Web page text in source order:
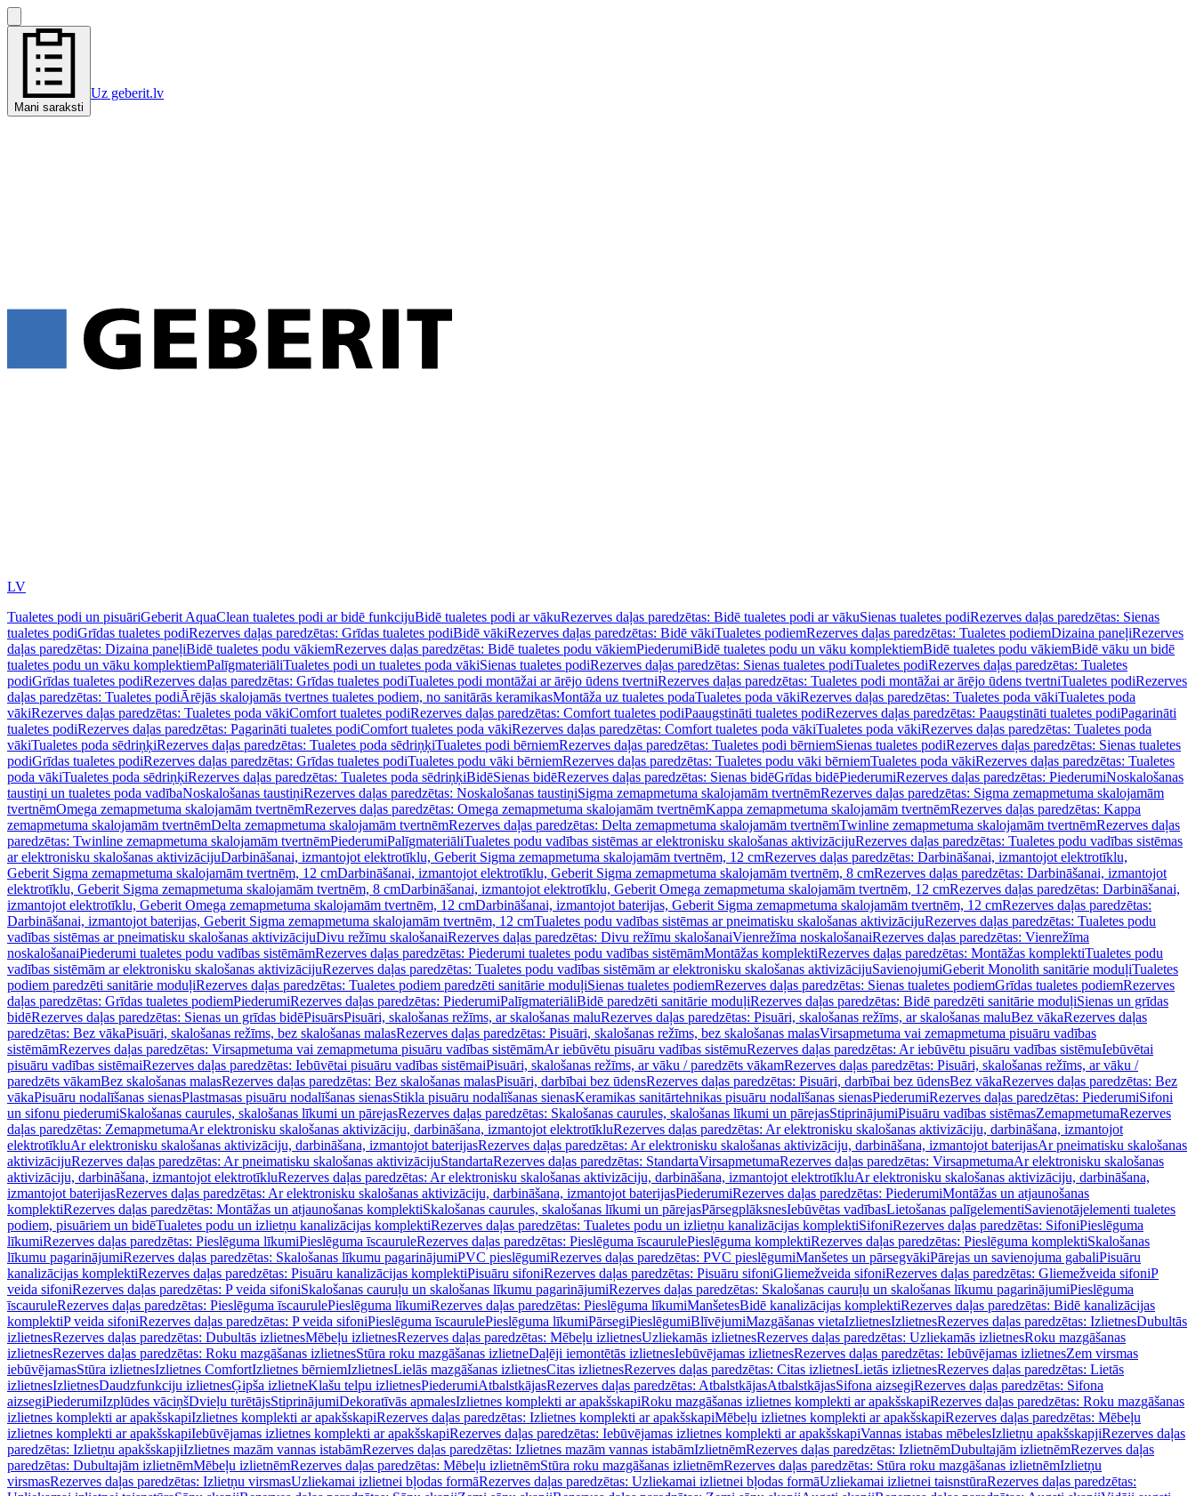
Mani saraksti
Uz geberit.lv
LV
Tualetes podi un pisuāriGeberit AquaClean tualetes podi ar bidē funkcijuBidē tualetes podi ar vākuRezerves daļas paredzētas: Bidē tualetes podi ar vākuSienas tualetes podiRezerves daļas paredzētas: Sienas
tualetes podiGrīdas tualetes podiRezerves daļas paredzētas: Grīdas tualetes podiBidē vākiRezerves daļas paredzētas: Bidē vākiTualetes podiemRezerves daļas paredzētas: Tualetes podiemDizaina paneļiRezerves
daļas paredzētas: Dizaina paneļiBidē tualetes podu vākiemRezerves daļas paredzētas: Bidē tualetes podu vākiemPiederumiBidē tualetes podu un vāku komplektiemBidē tualetes podu vākiemBidē vāku un bidē
tualetes podu un vāku komplektiemPalīgmateriāliTualetes podi un tualetes poda vākiSienas tualetes podiRezerves daļas paredzētas: Sienas tualetes podiTualetes podiRezerves daļas paredzētas: Tualetes
podiGrīdas tualetes podiRezerves daļas paredzētas: Grīdas tualetes podiTualetes podi montāžai ar ārējo ūdens tvertniRezerves daļas paredzētas: Tualetes podi montāžai ar ārējo ūdens tvertniTualetes podiRezerves
daļas paredzētas: Tualetes podiĀrējās skalojamās tvertnes tualetes podiem, no sanitārās keramikasMontāža uz tualetes podaTualetes poda vākiRezerves daļas paredzētas: Tualetes poda vākiTualetes poda
vākiRezerves daļas paredzētas: Tualetes poda vākiComfort tualetes podiRezerves daļas paredzētas: Comfort tualetes podiPaaugstināti tualetes podiRezerves daļas paredzētas: Paaugstināti tualetes podiPagarināti
tualetes podiRezerves daļas paredzētas: Pagarināti tualetes podiComfort tualetes poda vākiRezerves daļas paredzētas: Comfort tualetes poda vākiTualetes poda vākiRezerves daļas paredzētas: Tualetes poda
vākiTualetes poda sēdriņķiRezerves daļas paredzētas: Tualetes poda sēdriņķiTualetes podi bērniemRezerves daļas paredzētas: Tualetes podi bērniemSienas tualetes podiRezerves daļas paredzētas: Sienas tualetes
podiGrīdas tualetes podiRezerves daļas paredzētas: Grīdas tualetes podiTualetes podu vāki bērniemRezerves daļas paredzētas: Tualetes podu vāki bērniemTualetes poda vākiRezerves daļas paredzētas: Tualetes
poda vākiTualetes poda sēdriņķiRezerves daļas paredzētas: Tualetes poda sēdriņķiBidēSienas bidēRezerves daļas paredzētas: Sienas bidēGrīdas bidēPiederumiRezerves daļas paredzētas: PiederumiNoskalošanas
taustiņi un tualetes poda vadībaNoskalošanas taustiņiRezerves daļas paredzētas: Noskalošanas taustiņiSigma zemapmetuma skalojamām tvertnēmRezerves daļas paredzētas: Sigma zemapmetuma skalojamām
tvertnēmOmega zemapmetuma skalojamām tvertnēmRezerves daļas paredzētas: Omega zemapmetuma skalojamām tvertnēmKappa zemapmetuma skalojamām tvertnēmRezerves daļas paredzētas: Kappa
zemapmetuma skalojamām tvertnēmDelta zemapmetuma skalojamām tvertnēmRezerves daļas paredzētas: Delta zemapmetuma skalojamām tvertnēmTwinline zemapmetuma skalojamām tvertnēmRezerves daļas
paredzētas: Twinline zemapmetuma skalojamām tvertnēmPiederumiPalīgmateriāliTualetes podu vadības sistēmas ar elektronisku skalošanas aktivizācijuRezerves daļas paredzētas: Tualetes podu vadības sistēmas
ar elektronisku skalošanas aktivizācijuDarbināšanai, izmantojot elektrotīklu, Geberit Sigma zemapmetuma skalojamām tvertnēm, 12 cmRezerves daļas paredzētas: Darbināšanai, izmantojot elektrotīklu,
Geberit Sigma zemapmetuma skalojamām tvertnēm, 12 cmDarbināšanai, izmantojot elektrotīklu, Geberit Sigma zemapmetuma skalojamām tvertnēm, 8 cmRezerves daļas paredzētas: Darbināšanai, izmantojot
elektrotīklu, Geberit Sigma zemapmetuma skalojamām tvertnēm, 8 cmDarbināšanai, izmantojot elektrotīklu, Geberit Omega zemapmetuma skalojamām tvertnēm, 12 cmRezerves daļas paredzētas: Darbināšanai,
izmantojot elektrotīklu, Geberit Omega zemapmetuma skalojamām tvertnēm, 12 cmDarbināšanai, izmantojot baterijas, Geberit Sigma zemapmetuma skalojamām tvertnēm, 12 cmRezerves daļas paredzētas:
Darbināšanai, izmantojot baterijas, Geberit Sigma zemapmetuma skalojamām tvertnēm, 12 cmTualetes podu vadības sistēmas ar pneimatisku skalošanas aktivizācijuRezerves daļas paredzētas: Tualetes podu
vadības sistēmas ar pneimatisku skalošanas aktivizācijuDivu režīmu skalošanaiRezerves daļas paredzētas: Divu režīmu skalošanaiVienrežīma noskalošanaiRezerves daļas paredzētas: Vienrežīma
noskalošanaiPiederumi tualetes podu vadības sistēmāmRezerves daļas paredzētas: Piederumi tualetes podu vadības sistēmāmMontāžas komplektiRezerves daļas paredzētas: Montāžas komplektiTualetes podu
vadības sistēmām ar elektronisku skalošanas aktivizācijuRezerves daļas paredzētas: Tualetes podu vadības sistēmām ar elektronisku skalošanas aktivizācijuSavienojumiGeberit Monolith sanitārie moduļiTualetes
podiem paredzēti sanitārie moduļiRezerves daļas paredzētas: Tualetes podiem paredzēti sanitārie moduļiSienas tualetes podiemRezerves daļas paredzētas: Sienas tualetes podiemGrīdas tualetes podiemRezerves
daļas paredzētas: Grīdas tualetes podiemPiederumiRezerves daļas paredzētas: PiederumiPalīgmateriāliBidē paredzēti sanitārie moduļiRezerves daļas paredzētas: Bidē paredzēti sanitārie moduļiSienas un grīdas
bidēRezerves daļas paredzētas: Sienas un grīdas bidēPisuārsPisuāri, skalošanas režīms, ar skalošanas maluRezerves daļas paredzētas: Pisuāri, skalošanas režīms, ar skalošanas maluBez vākaRezerves daļas
paredzētas: Bez vākaPisuāri, skalošanas režīms, bez skalošanas malasRezerves daļas paredzētas: Pisuāri, skalošanas režīms, bez skalošanas malasVirsapmetuma vai zemapmetuma pisuāru vadības
sistēmāmRezerves daļas paredzētas: Virsapmetuma vai zemapmetuma pisuāru vadības sistēmāmAr iebūvētu pisuāru vadības sistēmuRezerves daļas paredzētas: Ar iebūvētu pisuāru vadības sistēmuIebūvētai
pisuāru vadības sistēmaiRezerves daļas paredzētas: Iebūvētai pisuāru vadības sistēmaiPisuāri, skalošanas režīms, ar vāku / paredzēts vākamRezerves daļas paredzētas: Pisuāri, skalošanas režīms, ar vāku /
paredzēts vākamBez skalošanas malasRezerves daļas paredzētas: Bez skalošanas malasPisuāri, darbībai bez ūdensRezerves daļas paredzētas: Pisuāri, darbībai bez ūdensBez vākaRezerves daļas paredzētas: Bez
vākaPisuāru nodalīšanas sienasPlastmasas pisuāru nodalīšanas sienasStikla pisuāru nodalīšanas sienasKeramikas sanitārtehnikas pisuāru nodalīšanas sienasPiederumiRezerves daļas paredzētas: PiederumiSifoni
un sifonu piederumiSkalošanas caurules, skalošanas līkumi un pārejasRezerves daļas paredzētas: Skalošanas caurules, skalošanas līkumi un pārejasStiprinājumiPisuāru vadības sistēmasZemapmetumaRezerves
daļas paredzētas: ZemapmetumaAr elektronisku skalošanas aktivizāciju, darbināšana, izmantojot elektrotīkluRezerves daļas paredzētas: Ar elektronisku skalošanas aktivizāciju, darbināšana, izmantojot
elektrotīkluAr elektronisku skalošanas aktivizāciju, darbināšana, izmantojot baterijasRezerves daļas paredzētas: Ar elektronisku skalošanas aktivizāciju, darbināšana, izmantojot baterijasAr pneimatisku skalošanas
aktivizācijuRezerves daļas paredzētas: Ar pneimatisku skalošanas aktivizācijuStandartaRezerves daļas paredzētas: StandartaVirsapmetumaRezerves daļas paredzētas: VirsapmetumaAr elektronisku skalošanas
aktivizāciju, darbināšana, izmantojot elektrotīkluRezerves daļas paredzētas: Ar elektronisku skalošanas aktivizāciju, darbināšana, izmantojot elektrotīkluAr elektronisku skalošanas aktivizāciju, darbināšana,
izmantojot baterijasRezerves daļas paredzētas: Ar elektronisku skalošanas aktivizāciju, darbināšana, izmantojot baterijasPiederumiRezerves daļas paredzētas: PiederumiMontāžas un atjaunošanas
komplektiRezerves daļas paredzētas: Montāžas un atjaunošanas komplektiSkalošanas caurules, skalošanas līkumi un pārejasPārsegplāksnesIebūvētas vadībasLietošanas palīgelementiSavienotājelementi tualetes
podiem, pisuāriem un bidēTualetes podu un izlietņu kanalizācijas komplektiRezerves daļas paredzētas: Tualetes podu un izlietņu kanalizācijas komplektiSifoniRezerves daļas paredzētas: SifoniPieslēguma
līkumiRezerves daļas paredzētas: Pieslēguma līkumiPieslēguma īscauruleRezerves daļas paredzētas: Pieslēguma īscaurulePieslēguma komplektiRezerves daļas paredzētas: Pieslēguma komplektiSkalošanas
līkumu pagarinājumiRezerves daļas paredzētas: Skalošanas līkumu pagarinājumiPVC pieslēgumiRezerves daļas paredzētas: PVC pieslēgumiManšetes un pārsegvākiPārejas un savienojuma gabaliPisuāru
kanalizācijas komplektiRezerves daļas paredzētas: Pisuāru kanalizācijas komplektiPisuāru sifoniRezerves daļas paredzētas: Pisuāru sifoniGliemežveida sifoniRezerves daļas paredzētas: Gliemežveida sifoniP
veida sifoniRezerves daļas paredzētas: P veida sifoniSkalošanas cauruļu un skalošanas līkumu pagarinājumiRezerves daļas paredzētas: Skalošanas cauruļu un skalošanas līkumu pagarinājumiPieslēguma
īscauruleRezerves daļas paredzētas: Pieslēguma īscaurulePieslēguma līkumiRezerves daļas paredzētas: Pieslēguma līkumiManšetesBidē kanalizācijas komplektiRezerves daļas paredzētas: Bidē kanalizācijas
komplektiP veida sifoniRezerves daļas paredzētas: P veida sifoniPieslēguma īscaurulePieslēguma līkumiPārsegiPieslēgumiBlīvējumiMazgāšanas vietaIzlietnesIzlietnesRezerves daļas paredzētas: IzlietnesDubultās
izlietnesRezerves daļas paredzētas: Dubultās izlietnesMēbeļu izlietnesRezerves daļas paredzētas: Mēbeļu izlietnesUzliekamās izlietnesRezerves daļas paredzētas: Uzliekamās izlietnesRoku mazgāšanas
izlietnesRezerves daļas paredzētas: Roku mazgāšanas izlietnesStūra roku mazgāšanas izlietneDaļēji iemontētās izlietnesIebūvējamas izlietnesRezerves daļas paredzētas: Iebūvējamas izlietnesZem virsmas
iebūvējamasStūra izlietnesIzlietnes ComfortIzlietnes bērniemIzlietnesLielās mazgāšanas izlietnesCitas izlietnesRezerves daļas paredzētas: Citas izlietnesLietās izlietnesRezerves daļas paredzētas: Lietās
izlietnesIzlietnesDaudzfunkciju izlietnesĢipša izlietneKlašu telpu izlietnesPiederumiAtbalstkājasRezerves daļas paredzētas: AtbalstkājasAtbalstkājasSifona aizsegiRezerves daļas paredzētas: Sifona
aizsegiPiederumiIzplūdes vāciņšDvieļu turētājsStiprinājumiDekoratīvās apmalesIzlietnes komplekti ar apakšskapiRoku mazgāšanas izlietnes komplekti ar apakšskapiRezerves daļas paredzētas: Roku mazgāšanas
izlietnes komplekti ar apakšskapiIzlietnes komplekti ar apakšskapiRezerves daļas paredzētas: Izlietnes komplekti ar apakšskapiMēbeļu izlietnes komplekti ar apakšskapiRezerves daļas paredzētas: Mēbeļu
izlietnes komplekti ar apakšskapiIebūvējamas izlietnes komplekti ar apakšskapiRezerves daļas paredzētas: Iebūvējamas izlietnes komplekti ar apakšskapiVannas istabas mēbelesIzlietņu apakšskapjiRezerves daļas
paredzētas: Izlietņu apakšskapjiIzlietnes mazām vannas istabāmRezerves daļas paredzētas: Izlietnes mazām vannas istabāmIzlietnēmRezerves daļas paredzētas: IzlietnēmDubultajām izlietnēmRezerves daļas
paredzētas: Dubultajām izlietnēmMēbeļu izlietnēmRezerves daļas paredzētas: Mēbeļu izlietnēmStūra roku mazgāšanas izlietnēmRezerves daļas paredzētas: Stūra roku mazgāšanas izlietnēmIzlietņu
virsmasRezerves daļas paredzētas: Izlietņu virsmasUzliekamai izlietnei bļodas formāRezerves daļas paredzētas: Uzliekamai izlietnei bļodas formāUzliekamai izlietnei taisnstūraRezerves daļas paredzētas: